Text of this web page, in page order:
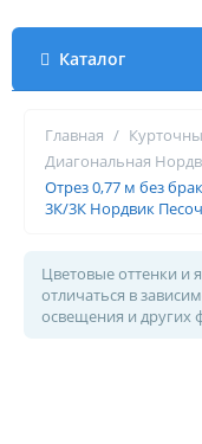
Каталог
Главная /
Диагональная
Отрез 0,77 м без
3К/3К Нордвик
Цветовые оттенки и
отличаться в
освещения и других